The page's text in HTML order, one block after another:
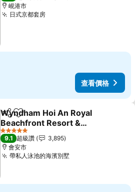
峴港市
日式京都套房
查看價格
分享 加入我的最愛
Wyndham Hoi An Royal
Beachfront Resort &
Villas
5 星級
9.1 超級讚
3,895
會安市
帶私人泳池的海濱別墅